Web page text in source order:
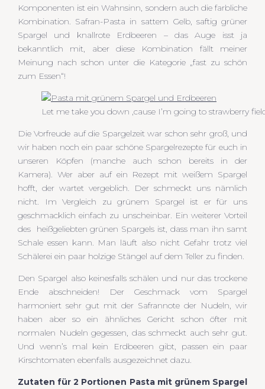
Komponenten ist ein Wahnsinn, sondern auch die farbliche
Kombination. Safran-Pasta in sattem Gelb, saftig grüner
Spargel und knallrote Erdbeeren – das Auge isst ja
bekanntlich mit, aber diese Kombination fällt meiner
Meinung nach schon unter die Kategorie „fast zu schön
zum Essen“!
Let me take you down ‚cause I’m going to strawberry
Die Vorfreude auf die Spargelzeit war schon sehr groß, und
wir haben noch ein paar schöne Spargelrezepte für euch in
unseren Köpfen (manche auch schon bereits in der
Kamera). Wer aber auf ein Rezept mit weißem Spargel
hofft, der wartet vergeblich. Der schmeckt uns nämlich
nicht. Im Vergleich zu grünem Spargel ist er für uns
geschmacklich einfach zu unscheinbar. Ein weiterer Vorteil
des heißgeliebten grünen Spargels ist, dass man ihn samt
Schale essen kann. Man läuft also nicht Gefahr trotz viel
Schälerei ein paar holzige Stängel auf dem Teller zu finden.
Den Spargel also keinesfalls schälen und nur das trockene
Ende abschneiden! Der Geschmack vom Spargel
harmoniert sehr gut mit der Safrannote der Nudeln, wir
haben aber so ein ähnliches Gericht schon öfter mit
normalen Nudeln gegessen, das schmeckt auch sehr gut.
Und wenn’s mal kein Erdbeeren gibt, passen ein paar
Kirschtomaten ebenfalls ausgezeichnet dazu.
Zutaten für 2 Portionen Pasta mit grünem Spargel